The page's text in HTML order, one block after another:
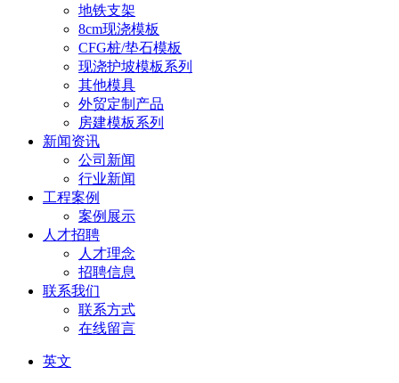
地铁支架
8cm现浇模板
CFG桩/垫石模板
现浇护坡模板系列
其他模具
外贸定制产品
房建模板系列
新闻资讯
公司新闻
行业新闻
工程案例
案例展示
人才招聘
人才理念
招聘信息
联系我们
联系方式
在线留言
英文